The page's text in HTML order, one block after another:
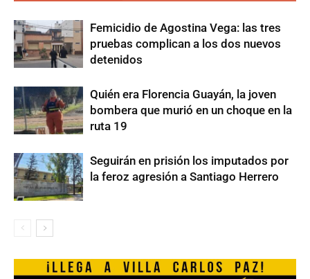
Femicidio de Agostina Vega: las tres
pruebas complican a los dos nuevos
detenidos
Quién era Florencia Guayán, la joven
bombera que murió en un choque en la
ruta 19
Seguirán en prisión los imputados por
la feroz agresión a Santiago Herrero